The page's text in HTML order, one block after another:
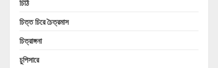
চিঠি
চিত্ত চিরে চৈত্রমাস
চিত্রাঙ্গনা
চুপিসারে